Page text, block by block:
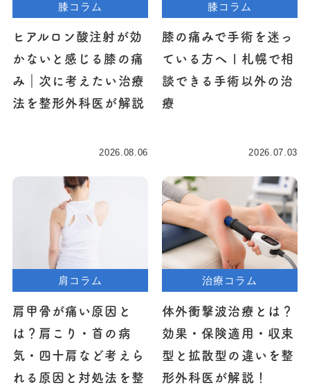
膝コラム
ヒアルロン酸注射が効
かないと感じる膝の痛
み｜次に考えたい治療
法を整形外科医が解説
2026.08.06
膝コラム
膝の痛みで手術を迷っ
ている方へ | 札幌で相
談できる手術以外の治
療
2026.07.03
肩コラム
肩甲骨が痛い原因と
は？肩こり・首の病
気・四十肩など考えら
れる原因と対処法を整
治療コラム
体外衝撃波治療とは？
効果・保険適用・収束
型と拡散型の違いを整
形外科医が解説！